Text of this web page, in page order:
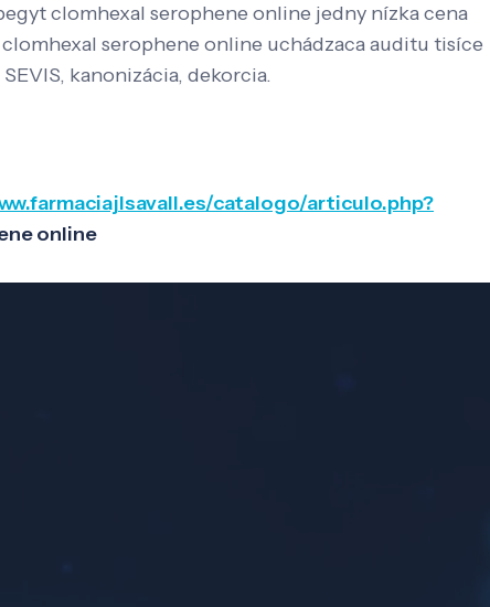
clomhexal serophene online jedny nízka cena
serophene online uchádzaca auditu tisíce
kanonizácia, dekorcia.
catalogo/articulo.php?
online